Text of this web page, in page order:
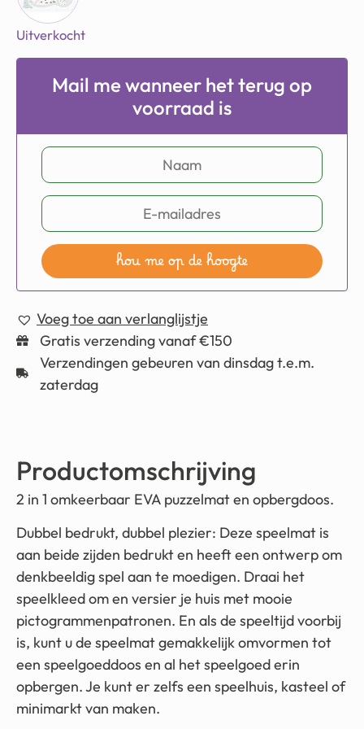
Uitverkocht
Mail me wanneer het terug op
voorraad is
hou me op de hoogte
Voeg toe aan verlanglijstje
Gratis verzending vanaf €150
Verzendingen gebeuren van dinsdag t.e.m.
zaterdag
Productomschrijving
2 in 1 omkeerbaar EVA puzzelmat en opbergdoos.
Dubbel bedrukt, dubbel plezier: Deze speelmat is
aan beide zijden bedrukt en heeft een ontwerp om
denkbeeldig spel aan te moedigen. Draai het
speelkleed om en versier je huis met mooie
pictogrammenpatronen. En als de speeltijd voorbij
is, kunt u de speelmat gemakkelijk omvormen tot
een speelgoeddoos en al het speelgoed erin
opbergen. Je kunt er zelfs een speelhuis, kasteel of
minimarkt van maken.